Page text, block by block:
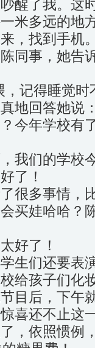
醒了我。这
米多远的地
，找到手机
同事，她告
记得睡觉时
地回答她说
今年学校有
我们的学校
了！
很多事情，
买娃哈哈？
好了！
生们还要表
给孩子们化
目后，下午
喜还不止这
，依照惯例